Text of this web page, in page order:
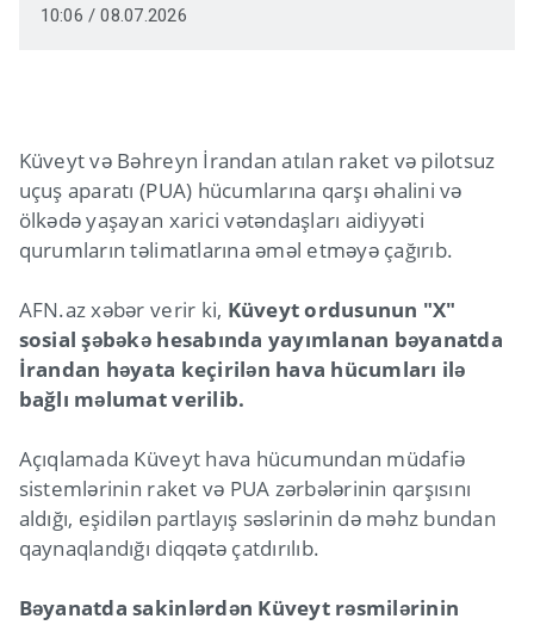
10:06 / 08.07.2026
Küveyt və Bəhreyn İrandan atılan raket və pilotsuz
uçuş aparatı (PUA) hücumlarına qarşı əhalini və
ölkədə yaşayan xarici vətəndaşları aidiyyəti
qurumların təlimatlarına əməl etməyə çağırıb.
AFN.az xəbər verir ki, Küveyt ordusunun "X"
sosial şəbəkə hesabında yayımlanan bəyanatda
İrandan həyata keçirilən hava hücumları ilə
bağlı məlumat verilib.
Açıqlamada Küveyt hava hücumundan müdafiə
sistemlərinin raket və PUA zərbələrinin qarşısını
aldığı, eşidilən partlayış səslərinin də məhz bundan
qaynaqlandığı diqqətə çatdırılıb.
Bəyanatda sakinlərdən Küveyt rəsmilərinin